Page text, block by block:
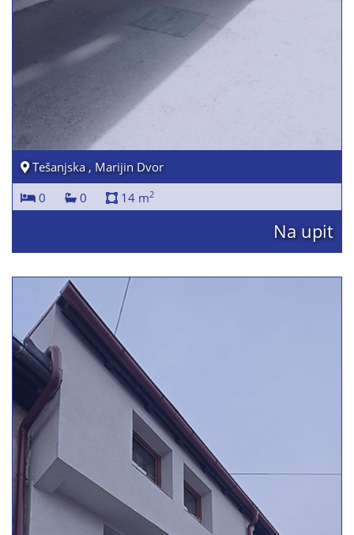
Tešanjska , Marijin Dvor
0
0 14 m2
Na upit